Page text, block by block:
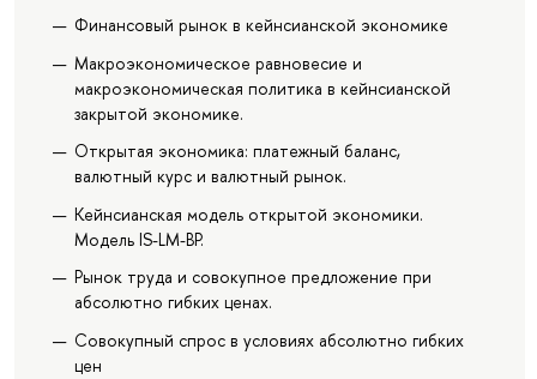
Финансовый рынок в кейнсианской экономике
Макроэкономическое равновесие и
макроэкономическая политика в кейнсианской
закрытой экономике.
Открытая экономика: платежный баланс,
валютный курс и валютный рынок.
Кейнсианская модель открытой экономики.
Модель IS-LM-BP.
Рынок труда и совокупное предложение при
абсолютно гибких ценах.
Совокупный спрос в условиях абсолютно гибких
цен